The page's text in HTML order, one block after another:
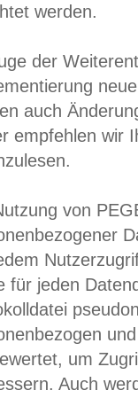
werden.
der
auch
empfehlen wir
von
für jeden
um
Auch